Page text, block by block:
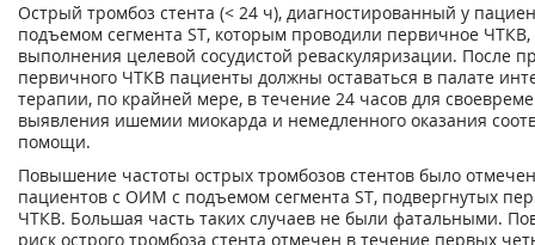
Острый тромбоз стента (< 24 ч), диагностированный у
подъемом сегмента ST, которым проводили первичное ЧТКВ,
выполнения целевой сосудистой реваскуляризации. После
первичного ЧТКВ пациенты должны оставаться в палате
терапии, по крайней мере, в течение 24 часов для
выявления ишемии миокарда и немедленного оказания
помощи.
Повышение частоты острых тромбозов стентов было
пациентов с ОИМ с подъемом сегмента ST, подвергнутых
ЧТКВ. Большая часть таких случаев не были фатальными.
риск острого тромбоза стента отмечен в течение первых